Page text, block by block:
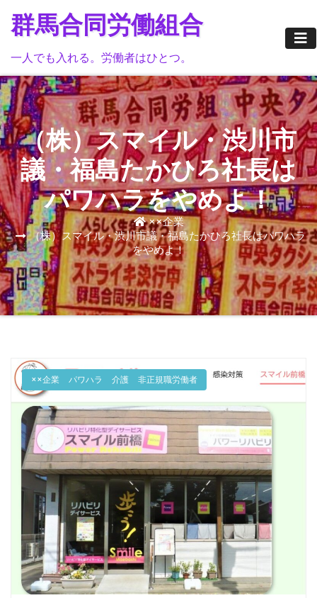
群馬合同労働組合
一人でも入れる。労働者はひとつ。
（株）スマイル・渋川市
議・福島たかひろ社長は
パワハラをやめよ！
××企業
（株）スマイル・渋川市議・福島たかひろ社長はパワハラ
をやめよ！
××企業 パワハラ 介護 非正規職労働者